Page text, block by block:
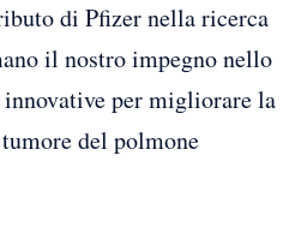
di Pfizer nella ricerca
il nostro impegno nello
per migliorare la
del polmone